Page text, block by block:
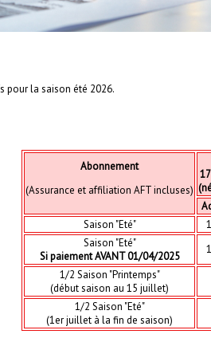
pour la saison été 2026.
Abonnement
(Assurance et affiliation AFT incluses)
Saison "Eté"
Saison "Eté"
Si paiement AVANT 01/04/2025
1/2 Saison "Printemps"
(début saison au 15 juillet)
1/2 Saison "Eté"
(1er juillet à la fin de saison)